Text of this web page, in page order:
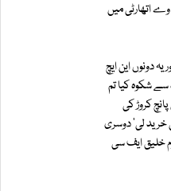
نیشنل ہائی وے اتھارٹی میں
دونوں این ایچ
شکوہ کیا تم
کروڑ کی
خرید لی' دوسری
تھی' خرم خلیق ایف سی